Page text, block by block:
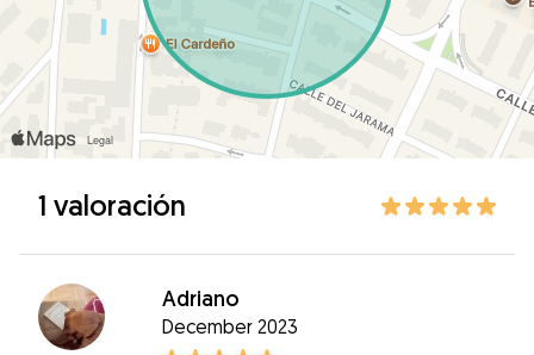
1 valoración
Adriano
December 2023